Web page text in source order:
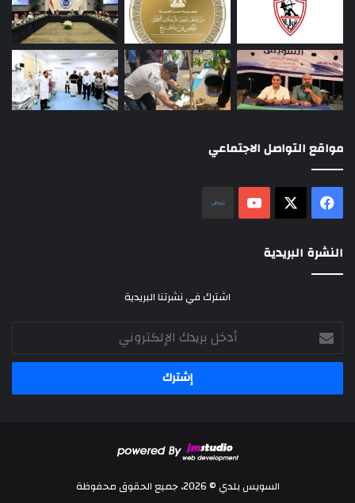
مواقع التواصل الاجتماعي
فيسبوك ‫YouTube
النشرة البريدية
اشترك في نشرتنا البريدية
أدخل
بريدك
الإلكتروني
السويس بلدي © 2026، جميع الحقوق محفوظة